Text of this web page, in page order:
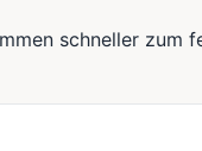
schneller zum